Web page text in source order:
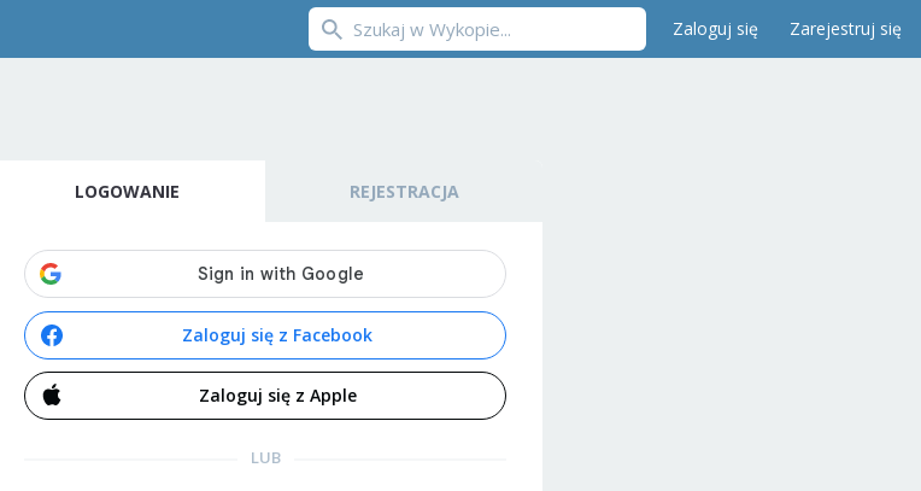
Zaloguj się Zarejestruj się
LOGOWANIE REJESTRACJA
Zaloguj się z Facebook
Zaloguj się z Apple
LUB